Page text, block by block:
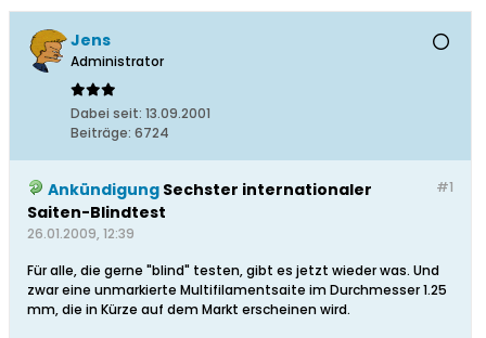
Jens
Administrator
Dabei seit: 13.09.2001
Beiträge: 6724
#1
Ankündigung Sechster internationaler
Saiten-Blindtest
26.01.2009, 12:39
Für alle, die gerne "blind" testen, gibt es jetzt wieder was. Und
zwar eine unmarkierte Multifilamentsaite im Durchmesser 1.25
mm, die in Kürze auf dem Markt erscheinen wird.